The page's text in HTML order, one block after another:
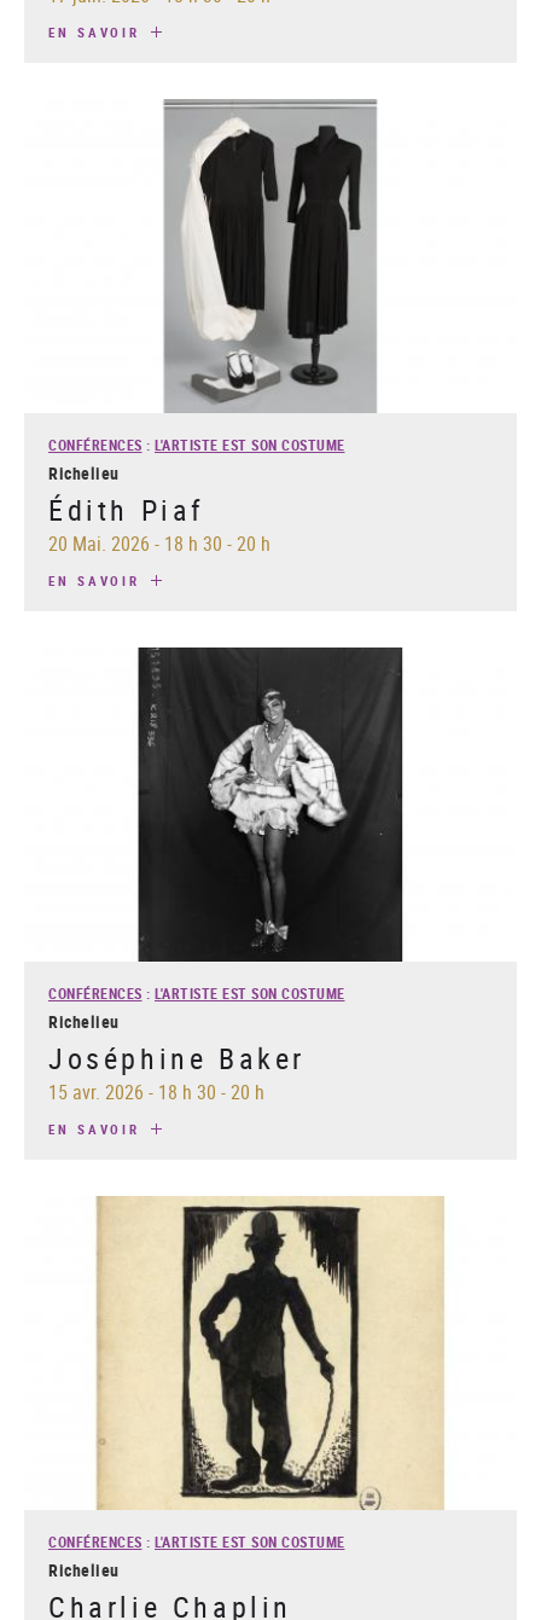
EN SAVOIR
CONFÉRENCES : L'ARTISTE EST SON COSTUME
Richelieu
Édith Piaf
20 Mai. 2026 - 18 h 30 - 20 h
EN SAVOIR
CONFÉRENCES : L'ARTISTE EST SON COSTUME
Richelieu
Joséphine Baker
15 avr. 2026 - 18 h 30 - 20 h
EN SAVOIR
CONFÉRENCES : L'ARTISTE EST SON COSTUME
Richelieu
Charlie Chaplin